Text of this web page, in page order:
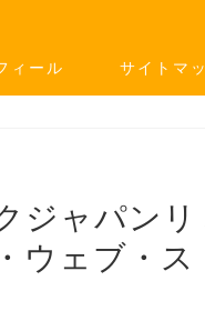
ィール サイトマ
ジャパン
ウェブ・